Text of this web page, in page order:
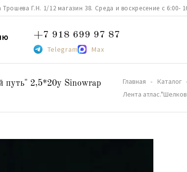
Г.Н. 1/12 магазин 38. Среда и воскресение с 6:00-
+7 918 699 97 87
Telegram Max
путь" 2,5*20y Sinowrap Главная Каталог
Лента